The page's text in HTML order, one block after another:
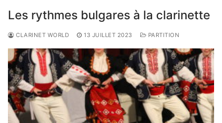
Les rythmes bulgares à la clarinette
CLARINET WORLD 13 JUILLET 2023 PARTITION